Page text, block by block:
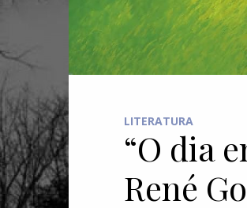
LITERATURA
“O dia
René